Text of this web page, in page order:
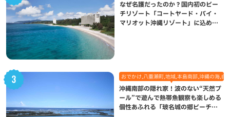
なぜ名護だったのか？国内初のビー
チリゾート「コートヤード・バイ・
マリオット沖縄リゾート」に込めら
おでかけ,八重瀬町,地域,本島南部,沖縄の海,自
沖縄南部の隠れ家！波のない“天然プ
ール”で遊んで熱帯魚観察も楽しめる
個性あふれる「玻名城の郷ビーチ」